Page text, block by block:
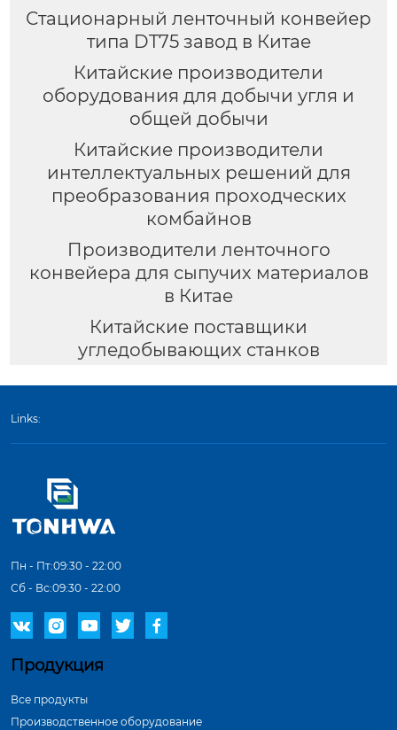
Стационарный ленточный конвейер
типа DT75 завод в Китае
Китайские производители
оборудования для добычи угля и
общей добычи
Китайские производители
интеллектуальных решений для
преобразования проходческих
комбайнов
Производители ленточного
конвейера для сыпучих материалов
в Китае
Китайские поставщики
угледобывающих станков
Links:
Пн - Пт:09:30 - 22:00
Сб - Вс:09:30 - 22:00
    
Продукция
Все продукты
Производственное оборудование